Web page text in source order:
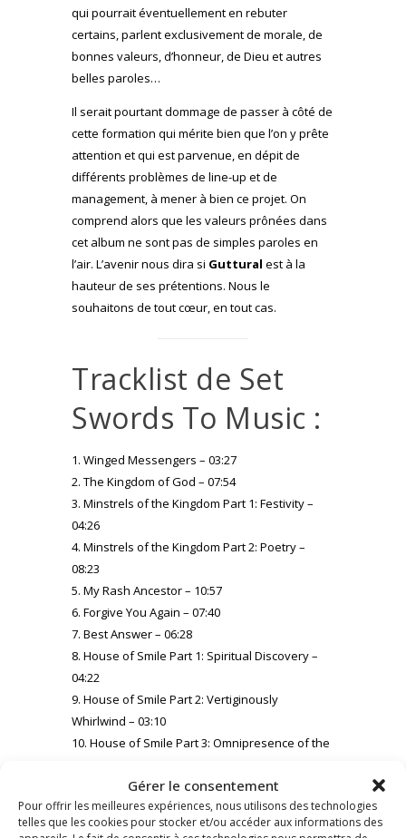
Gérer le consentement
Pour offrir les meilleures expériences, nous utilisons des technologies
telles que les cookies pour stocker et/ou accéder aux informations des
qui pourrait éventuellement en rebuter
certains, parlent exclusivement de morale, de
bonnes valeurs, d’honneur, de Dieu et autres
belles paroles…
Il serait pourtant dommage de passer à côté de
cette formation qui mérite bien que l’on y prête
attention et qui est parvenue, en dépit de
différents problèmes de line-up et de
management, à mener à bien ce projet. On
comprend alors que les valeurs prônées dans
cet album ne sont pas de simples paroles en
l’air. L’avenir nous dira si Guttural est à la
hauteur de ses prétentions. Nous le
souhaitons de tout cœur, en tout cas.
Tracklist de Set
Swords To Music :
1. Winged Messengers – 03:27
2. The Kingdom of God – 07:54
3. Minstrels of the Kingdom Part 1: Festivity –
04:26
4. Minstrels of the Kingdom Part 2: Poetry –
08:23
5. My Rash Ancestor – 10:57
6. Forgive You Again – 07:40
7. Best Answer – 06:28
8. House of Smile Part 1: Spiritual Discovery –
04:22
9. House of Smile Part 2: Vertiginously
Whirlwind – 03:10
10. House of Smile Part 3: Omnipresence of the
11. Celestial Scouts (Outro) – 00:23